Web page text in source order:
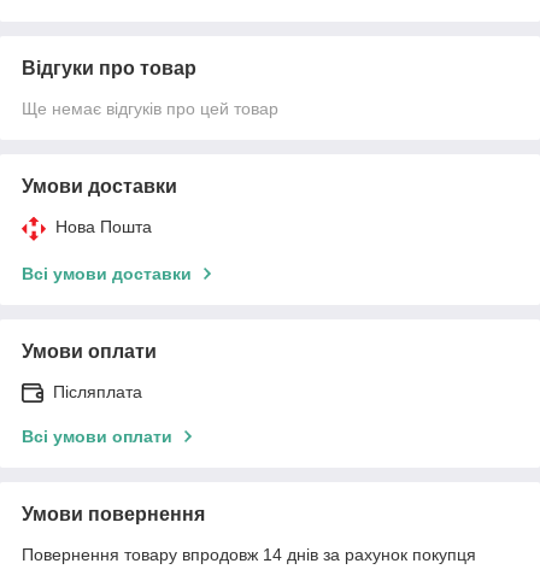
Відгуки про товар
Ще немає відгуків про цей товар
Умови доставки
Нова Пошта
Всі умови доставки
Умови оплати
Післяплата
Всі умови оплати
Умови повернення
Повернення товару впродовж 14 днів за рахунок покупця